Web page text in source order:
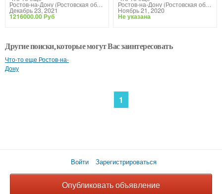
Ростов-на-Дону (Ростовская область)
Декабрь 23, 2021
1216000.00 Руб
Ростов-на-Дону (Ростовская область)
Ноябрь 21, 2020
Не указана
Другие поиски, которые могут Вас заинтересовать
Что-то еще Ростов-на-
Дону
1
Войти Зарегистрироваться
Опубликовать объявление